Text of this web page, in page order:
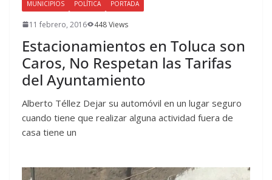
MUNICIPIOS POLÍTICA PORTADA
11 febrero, 2016 448 Views
Estacionamientos en Toluca son
Caros, No Respetan las Tarifas
del Ayuntamiento
Alberto Téllez Dejar su automóvil en un lugar seguro
cuando tiene que realizar alguna actividad fuera de
casa tiene un